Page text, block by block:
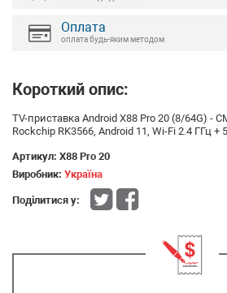
Оплата
оплата будь-яким методом
Короткий опис:
TV-приставка Android X88 Pro 20 (8/64G) -
Rockchip RK3566, Android 11, Wi-Fi 2.4 ГГц +
Артикул: X88 Pro 20
Виробник: Україна
Поділитися у: